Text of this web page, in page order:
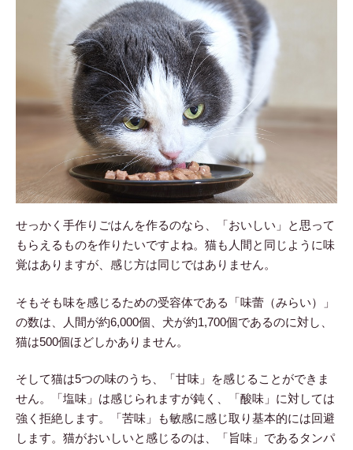
せっかく手作りごはんを作るのなら、「おいしい」と思って
もらえるものを作りたいですよね。猫も人間と同じように味
覚はありますが、感じ方は同じではありません。
そもそも味を感じるための受容体である「味蕾（みらい）」
の数は、人間が約6,000個、犬が約1,700個であるのに対し、
猫は500個ほどしかありません。
そして猫は5つの味のうち、「甘味」を感じることができま
せん。「塩味」は感じられますが鈍く、「酸味」に対しては
強く拒絶します。「苦味」も敏感に感じ取り基本的には回避
します。猫がおいしいと感じるのは、「旨味」であるタンパ